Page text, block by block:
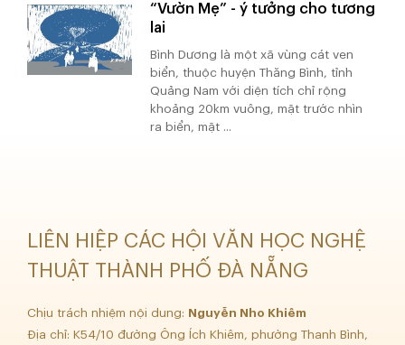
“Vườn Mẹ” - ý tưởng cho tương
lai
Bình Dương là một xã vùng cát ven
biển, thuộc huyện Thăng Bình, tỉnh
Quảng Nam với diện tích chỉ rộng
khoảng 20km vuông, mặt trước nhìn
ra biển, mặt ...
LIÊN HIỆP CÁC HỘI VĂN HỌC NGHỆ
THUẬT THÀNH PHỐ ĐÀ NẴNG
Chịu trách nhiệm nội dung:
Nguyễn Nho Khiêm
Địa chỉ: K54/10 đường Ông Ích Khiêm, phường Thanh Bình,